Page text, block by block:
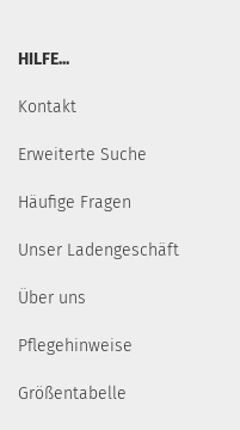
HILFE...
Kontakt
Erweiterte Suche
Häufige Fragen
Unser Ladengeschäft
Über uns
Pflegehinweise
Größentabelle